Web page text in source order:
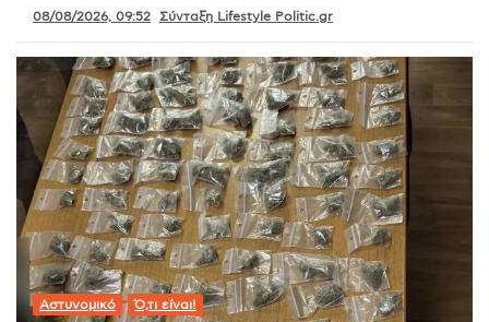
08/08/2026, 09:52 Σύνταξη Lifestyle Politic.gr
Αστυνομικό Ό,τι είναι!